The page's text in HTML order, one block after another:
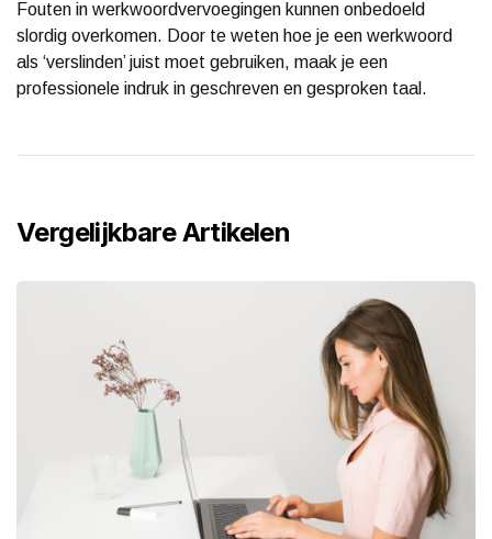
Fouten in werkwoordvervoegingen kunnen onbedoeld
slordig overkomen. Door te weten hoe je een werkwoord
als ‘verslinden’ juist moet gebruiken, maak je een
professionele indruk in geschreven en gesproken taal.
Vergelijkbare Artikelen